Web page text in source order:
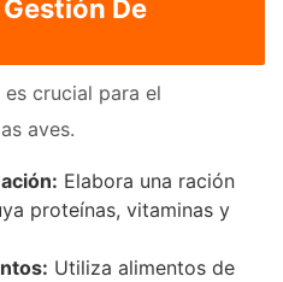
De
crucial para el
aves.
Elabora una ración
proteínas, vitaminas y
Utiliza alimentos de